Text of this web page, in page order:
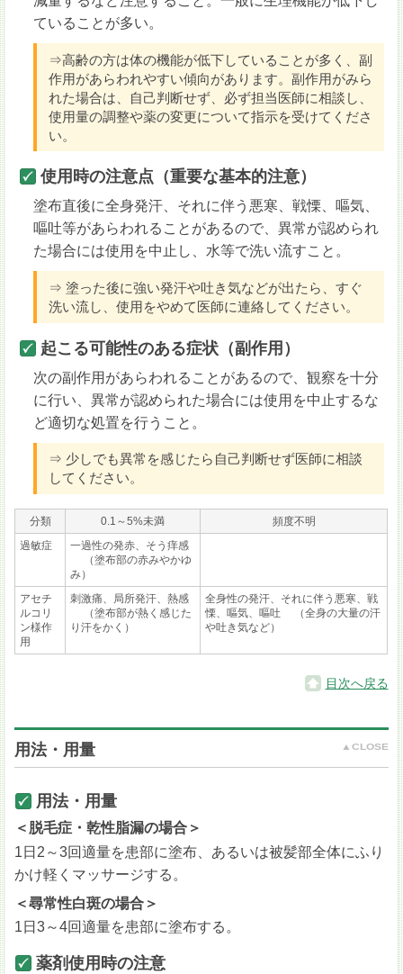
ていることが多い。
⇒高齢の方は体の機能が低下していることが多く、副
作用があらわれやすい傾向があります。副作用がみら
れた場合は、自己判断せず、必ず担当医師に相談し、
使用量の調整や薬の変更について指示を受けてくださ
い。
使用時の注意点（重要な基本的注意）
塗布直後に全身発汗、それに伴う悪寒、戦慄、嘔気、
嘔吐等があらわれることがあるので、異常が認められ
た場合には使用を中止し、水等で洗い流すこと。
⇒ 塗った後に強い発汗や吐き気などが出たら、すぐ
洗い流し、使用をやめて医師に連絡してください。
起こる可能性のある症状（副作用）
次の副作用があらわれることがあるので、観察を十分
に行い、異常が認められた場合には使用を中止するな
ど適切な処置を行うこと。
⇒ 少しでも異常を感じたら自己判断せず医師に相談
してください。
分類 0.1～5%未満
頻度不明
過敏症
一過性の発赤、そう痒感
（塗布部の赤みやかゆ
み）
アセチ
ルコリ
ン様作
用
刺激痛、局所発汗、熱感
（塗布部が熱く感じた
り汗をかく）
全身性の発汗、それに伴う悪寒、戦
慄、嘔気、嘔吐
（全身の大量の汗
や吐き気など）
目次へ戻る
用法・用量
用法・用量
＜脱毛症・乾性脂漏の場合＞
1日2～3回適量を患部に塗布、あるいは被髪部全体にふり
かけ軽くマッサージする。
＜尋常性白斑の場合＞
1日3～4回適量を患部に塗布する。
薬剤使用時の注意